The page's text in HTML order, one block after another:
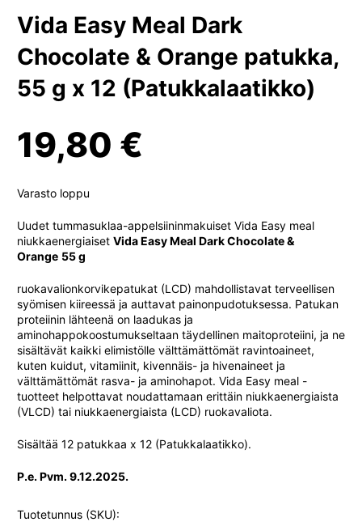
Vida Easy Meal Dark
Chocolate & Orange patukka,
55 g x 12 (Patukkalaatikko)
19,80 €
Varasto loppu
Uudet tummasuklaa-appelsiininmakuiset Vida Easy meal
niukkaenergiaiset Vida Easy Meal Dark Chocolate &
Orange 55 g
ruokavalionkorvikepatukat (LCD) mahdollistavat terveellisen
syömisen kiireessä ja auttavat painonpudotuksessa. Patukan
proteiinin lähteenä on laadukas ja
aminohappokoostumukseltaan täydellinen maitoproteiini, ja ne
sisältävät kaikki elimistölle välttämättömät ravintoaineet,
kuten kuidut, vitamiinit, kivennäis- ja hivenaineet ja
välttämättömät rasva- ja aminohapot. Vida Easy meal -
tuotteet helpottavat noudattamaan erittäin niukkaenergiaista
(VLCD) tai niukkaenergiaista (LCD) ruokavaliota.
Sisältää 12 patukkaa x 12 (Patukkalaatikko).
P.e. Pvm. 9.12.2025.
Tuotetunnus (SKU):